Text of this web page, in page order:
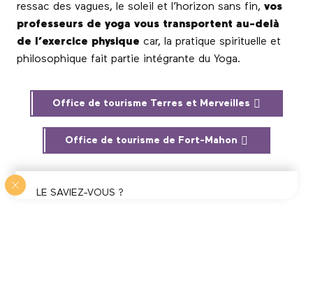
ressac des vagues, le soleil et l’horizon sans fin, vos
professeurs de yoga vous transportent au-delà
de l’exercice physique car, la pratique spirituelle et
philosophique fait partie intégrante du Yoga.
Office de tourisme Terres et Merveilles
Office de tourisme de Fort-Mahon
LE SAVIEZ-VOUS ?